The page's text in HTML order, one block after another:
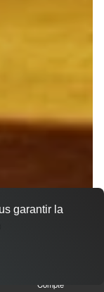
Compte
garantir la